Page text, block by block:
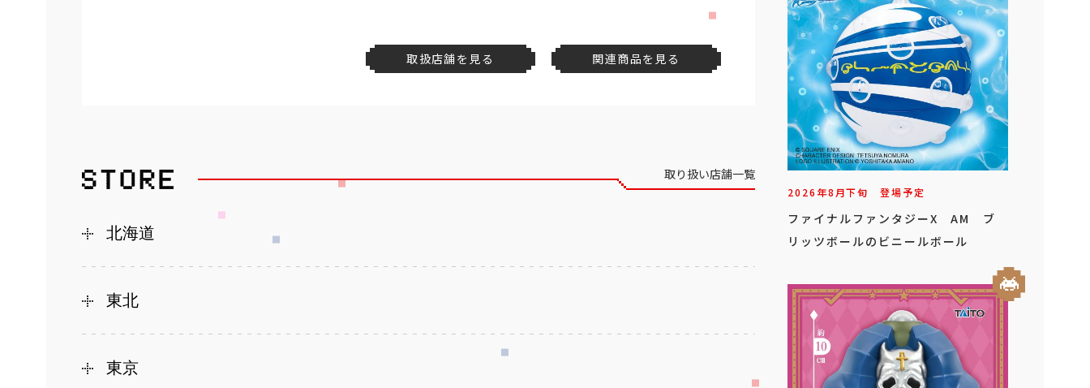
取扱店舗を見る 関連商品を見る
取り扱い店舗一覧
北海道
東北
東京
2026年8月下旬 登場予定
ファイナルファンタジーX AM ブ
リッツボールのビニールボール